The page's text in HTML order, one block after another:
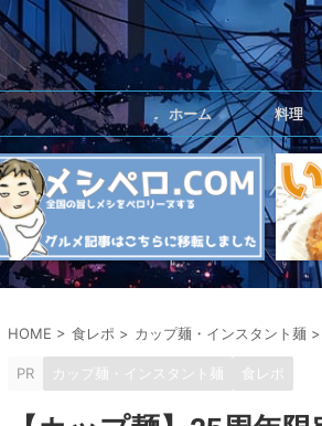
ホーム 料理
HOME > 食レポ > カップ麺・インスタント麺 >
PR カップ麺・インスタント麺 食レポ